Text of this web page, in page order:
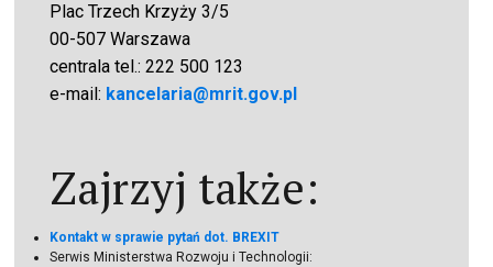
Plac Trzech Krzyży 3/5
00-507 Warszawa
centrala tel.: 222 500 123
e-mail: kancelaria@mrit.gov.pl
Zajrzyj także:
Kontakt w sprawie pytań dot. BREXIT
Serwis Ministerstwa Rozwoju i Technologii: